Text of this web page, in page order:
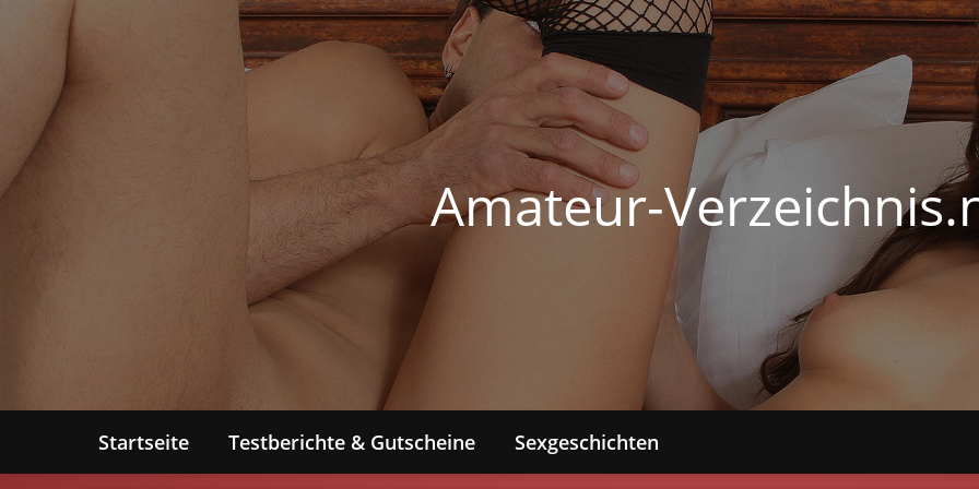
Amateur-
Startseite Testberichte & Gutscheine Sexgeschichten